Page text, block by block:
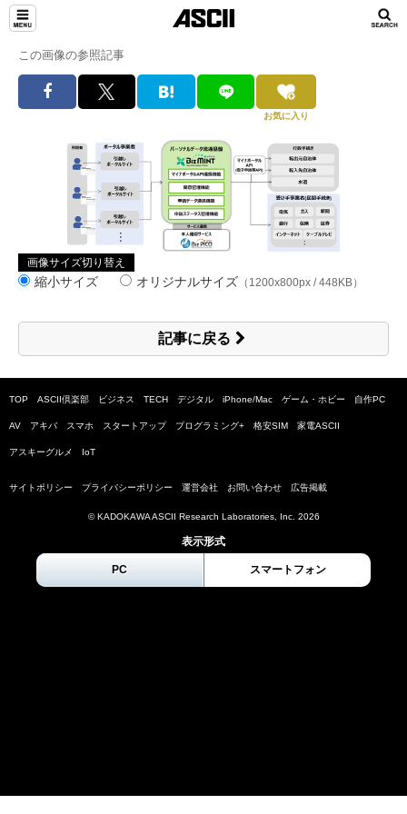
この画像の参照記事
お気に入り
画像サイズ切り替え
縮小サイズ オリジナルサイズ （1200x800px / 448KB）
記事に戻る
TOP ASCII倶楽部 ビジネス TECH デジタル iPhone/Mac ゲーム・ホビー 自作PC
AV アキバ スマホ スタートアップ プログラミング+ 格安SIM 家電ASCII
アスキーグルメ IoT
サイトポリシー プライバシーポリシー 運営会社 お問い合わせ 広告掲載
© KADOKAWA ASCII Research Laboratories, Inc. 2026
表示形式
PC スマートフォン